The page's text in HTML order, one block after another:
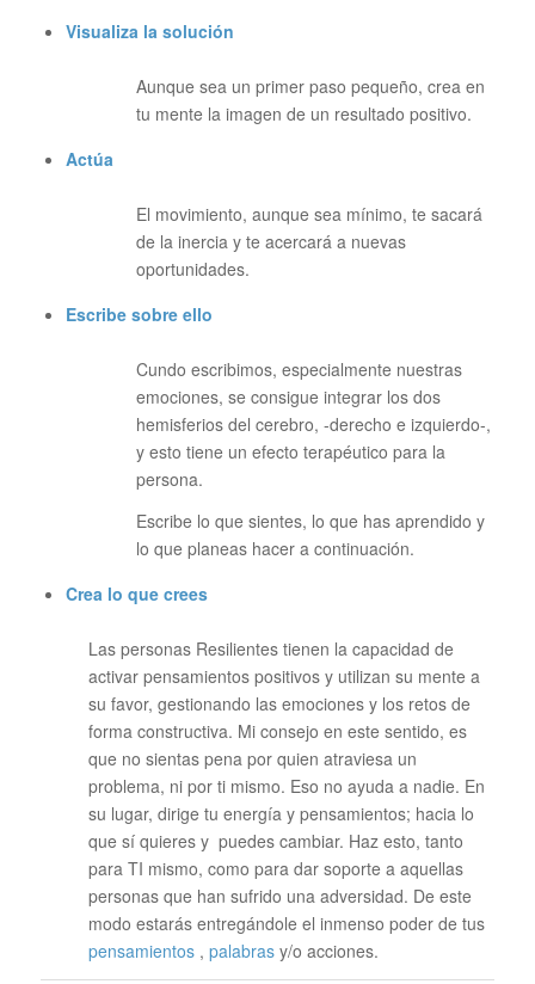
Visualiza la solución
Aunque sea un primer paso pequeño, crea en
tu mente la imagen de un resultado positivo.
Actúa
El movimiento, aunque sea mínimo, te sacará
de la inercia y te acercará a nuevas
oportunidades.
Escribe sobre ello
Cundo escribimos, especialmente nuestras
emociones, se consigue integrar los dos
hemisferios del cerebro, -derecho e izquierdo-,
y esto tiene un efecto terapéutico para la
persona.
Escribe lo que sientes, lo que has aprendido y
lo que planeas hacer a continuación.
Crea lo que crees
Las personas Resilientes tienen la capacidad de
activar pensamientos positivos y utilizan su mente a
su favor, gestionando las emociones y los retos de
forma constructiva. Mi consejo en este sentido, es
que no sientas pena por quien atraviesa un
problema, ni por ti mismo. Eso no ayuda a nadie. En
su lugar, dirige tu energía y pensamientos; hacia lo
que sí quieres y puedes cambiar. Haz esto, tanto
para TI mismo, como para dar soporte a aquellas
personas que han sufrido una adversidad. De este
modo estarás entregándole el inmenso poder de tus
pensamientos , palabrasy/o acciones.